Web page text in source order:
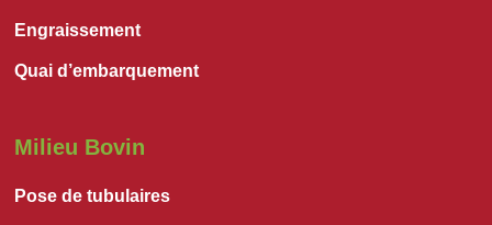
Engraissement
Quai d’embarquement
Milieu Bovin
Pose de tubulaires